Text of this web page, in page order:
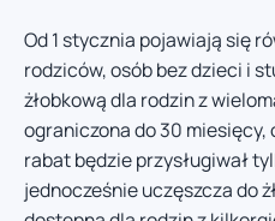
Od 1 stycznia pojawiają się
rodziców, osób bez dzieci i
żłobkową dla rodzin z
ograniczona do 30
rabat będzie przysługiwał
jednocześnie uczęszcza do